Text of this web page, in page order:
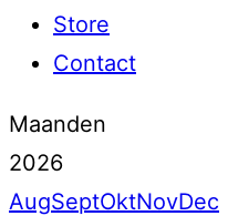
Store
Contact
Maanden
2026
AugSeptOktNovDec